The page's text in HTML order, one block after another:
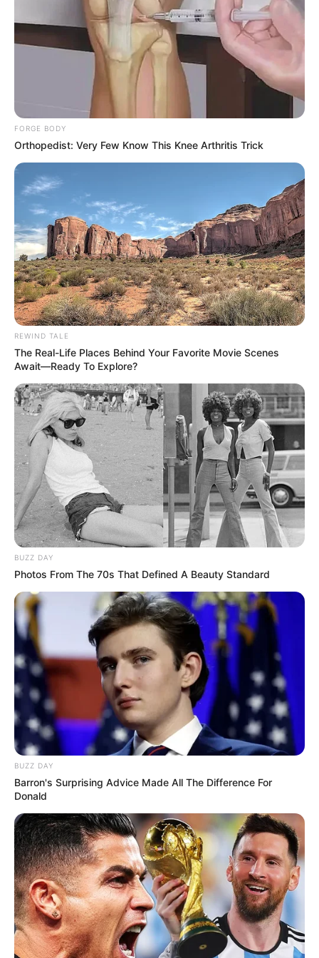
Fille de Lope de Vega, présentée par André Fabre,
Tyra affiche déjà une belle régularité. Elle a signé
deux quatrièmes places dans des courses bien
composées. Elle découvre les gros handicaps avec de
légitimes ambitions malgré un numéro de corde
défavorable. Son profil inspire confiance.
La suite de l’analyse du Pronostic
Quinté+ en détails
Wedgewood Pearl (13)
En pleine forme, Wedgewood Pearl reste sur deux
victoires convaincantes. Elle monte en puissance et
a visiblement franchi un cap. Malgré la surcharge de
trois kilos, elle conserve une très belle chance pour
ses débuts dans les Quinté+.
Melbora (15)
Ultra régulière, Melbora a conclu dix fois dans les
trois premières lors de ses douze dernières courses.
Elle s’est imposée récemment à son retour sur le
gazon. En forme et expérimentée à Saint-Cloud, elle
mérite un large crédit pour les accessits.
L’analyse des chevaux à
surveiller dans le Quinté du jour
Veules (16)
En valeur 34, cette jument de 6 ans n’a plus à faire
ses preuves dans cette catégorie. Son effort final
FORGE BODY
Orthopedist: Very Few Know This Knee Arthritis Trick
REWIND TALE
The Real-Life Places Behind Your Favorite Movie Scenes
Await—Ready To Explore?
BUZZ DAY
Photos From The 70s That Defined A Beauty Standard
BUZZ DAY
Barron's Surprising Advice Made All The Difference For
Donald